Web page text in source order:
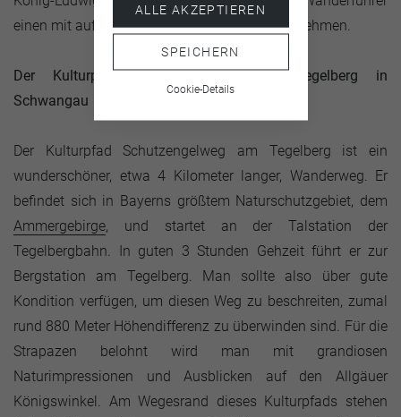
einen mit auf die Spuren des Märchenkönigs nehmen.
Der Kulturpfad Schutzengelweg am Tegelberg in
Schwangau
Der Kulturpfad Schutzengelweg am Tegelberg ist ein
wunderschöner, etwa 4 Kilometer langer, Wanderweg. Er
befindet sich in Bayerns größtem Naturschutzgebiet, dem
Ammergebirge, und startet an der Talstation der
Tegelbergbahn. In guten 3 Stunden Gehzeit führt er zur
Bergstation am Tegelberg. Man sollte also über gute
Kondition verfügen, um diesen Weg zu beschreiten, zumal
rund 880 Meter Höhendifferenz zu überwinden sind. Für die
Strapazen belohnt wird man mit grandiosen
Naturimpressionen und Ausblicken auf den Allgäuer
Königswinkel. Am Wegesrand dieses Kulturpfads stehen
ALLE AKZEPTIEREN
SPEICHERN
Cookie-Details